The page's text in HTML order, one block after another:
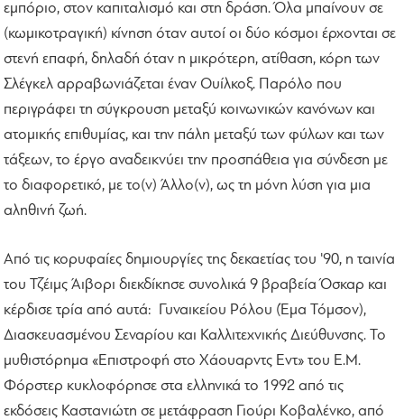
εμπόριο, στον καπιταλισμό και στη δράση. Όλα μπαίνουν σε
(κωμικοτραγική) κίνηση όταν αυτοί οι δύο κόσμοι έρχονται σε
στενή επαφή, δηλαδή όταν η μικρότερη, ατίθαση, κόρη των
Σλέγκελ αρραβωνιάζεται έναν Ουίλκοξ. Παρόλο που
περιγράφει τη σύγκρουση μεταξύ κοινωνικών κανόνων και
ατομικής επιθυμίας, και την πάλη μεταξύ των φύλων και των
τάξεων, το έργο αναδεικνύει την προσπάθεια για σύνδεση με
το διαφορετικό, με το(ν) Άλλο(ν), ως τη μόνη λύση για μια
αληθινή ζωή.
Από τις κορυφαίες δημιουργίες της δεκαετίας του '90, η ταινία
του Τζέιμς Άιβορι διεκδίκησε συνολικά 9 βραβεία Όσκαρ και
κέρδισε τρία από αυτά: Γυναικείου Ρόλου (Έμα Τόμσον),
Διασκευασμένου Σεναρίου και Καλλιτεχνικής Διεύθυνσης. Το
μυθιστόρημα «Επιστροφή στο Χάουαρντς Εντ» του Ε.Μ.
Φόρστερ κυκλοφόρησε στα ελληνικά το 1992 από τις
εκδόσεις Καστανιώτη σε μετάφραση Γιούρι Κοβαλένκο, από